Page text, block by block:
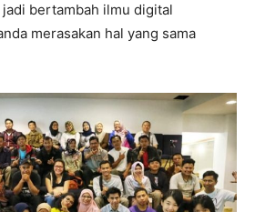
bertambah ilmu digital
merasakan hal yang sama